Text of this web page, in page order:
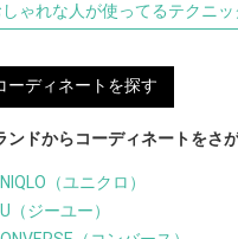
しゃれな人が使ってるテクニッ
ーディネートを探す
ンドからコーディネートをさ
（ユニクロ）
（ジーユー）